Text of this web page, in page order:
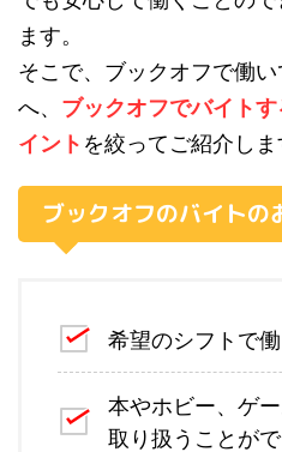
ます。
そこで、ブックオフで働
へ、 ブックオフでバイト
イント を絞ってご紹介しま
ブックオフのバイトの
希望のシフトで
本やホビー、ゲ
取り扱うことが